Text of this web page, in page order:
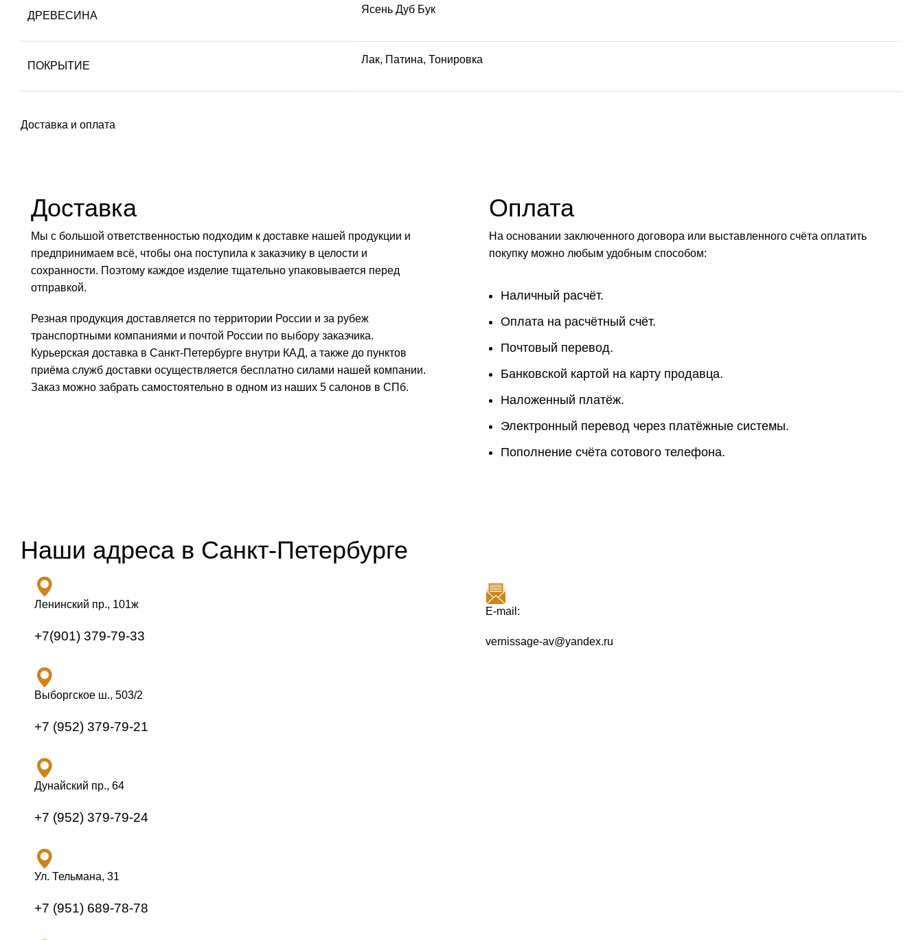
ДРЕВЕСИНА
Ясень Дуб Бук
ПОКРЫТИЕ
Лак, Патина, Тонировка
Доставка и оплата
Доставка
Мы с большой ответственностью подходим к доставке нашей продукции и
предпринимаем всё, чтобы она поступила к заказчику в целости и
сохранности. Поэтому каждое изделие тщательно упаковывается перед
отправкой.
Резная продукция доставляется по территории России и за рубеж
транспортными компаниями и почтой России по выбору заказчика.
Курьерская доставка в Санкт-Петербурге внутри КАД, а также до пунктов
приёма служб доставки осуществляется бесплатно силами нашей компании.
Заказ можно забрать самостоятельно в одном из наших 5 салонов в СПб.
Оплата
На основании заключенного договора или выставленного счёта оплатить
покупку можно любым удобным способом:
Наличный расчёт.
Оплата на расчётный счёт.
Почтовый перевод.
Банковской картой на карту продавца.
Наложенный платёж.
Электронный перевод через платёжные системы.
Пополнение счёта сотового телефона.
Наши адреса в Санкт-Петербурге
Ленинский пр., 101ж
+7(901) 379-79-33
Выборгское ш., 503/2
+7 (952) 379-79-21
Дунайский пр., 64
+7 (952) 379-79-24
Ул. Тельмана, 31
+7 (951) 689-78-78
E-mail:
vernissage-av@yandex.ru